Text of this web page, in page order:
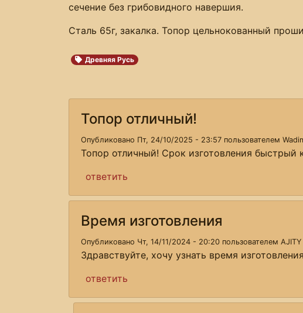
сечение без грибовидного навершия.
Сталь 65г, закалка. Топор цельнокованный
Древняя Русь
Топор отличный!
Опубликовано Пт, 24/10/2025 - 23:57 пользователем
Топор отличный! Срок изготовления быстрый
ответить
Время изготовления
Опубликовано Чт, 14/11/2024 - 20:20 пользователем AJITY
Здравствуйте, хочу узнать время
ответить